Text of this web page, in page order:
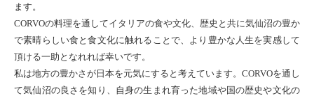
ます。
CORVOの料理を通してイタリアの食や文化、歴史と共に気仙沼の豊か
で素晴らしい食と食文化に触れることで、より豊かな人生を実感して
頂ける一助となれれば幸いです。
私は地方の豊かさが日本を元気にすると考えています。CORVOを通し
て気仙沼の良さを知り、自身の生まれ育った地域や国の歴史や文化の